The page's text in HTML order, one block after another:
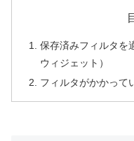
保存済みフィルタを
ウィジェット）
フィルタがかかって